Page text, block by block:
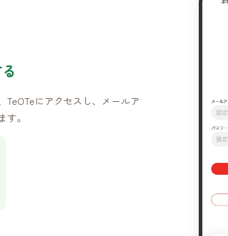
TeOTeにアクセスし、メールア
。